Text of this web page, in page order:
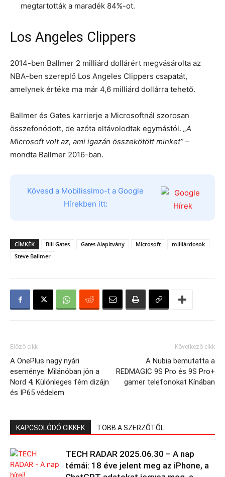
megtartották a maradék 84%-ot.
Los Angeles Clippers
2014-ben Ballmer 2 milliárd dollárért megvásárolta az
NBA-ben szereplő Los Angeles Clippers csapatát,
amelynek értéke ma már 4,6 milliárd dollárra tehető.
Ballmer és Gates karrierje a Microsoftnál szorosan
összefonódott, de azóta eltávolodtak egymástól. „A
Microsoft volt az, ami igazán összekötött minket” –
mondta Ballmer 2016-ban.
Kövesd a Mobilissimo-t a Google
Hírekben itt:
CÍMKÉK Bill Gates Gates Alapítvány Microsoft
milliárdosok
Steve Ballmer
Előző cikk
A OnePlus nagy nyári
eseménye: Milánóban jön a
Nord 4; Különleges fém dizájn
és IP65 védelem
Következő cikk
A Nubia bemutatta a
REDMAGIC 9S Pro és 9S Pro+
gamer telefonokat Kínában
KAPCSOLÓDÓ CIKKEK TÖBB A SZERZŐTŐL
TECH RADAR 2025.06.30 – A nap
témái: 18 éve jelent meg az iPhone, a